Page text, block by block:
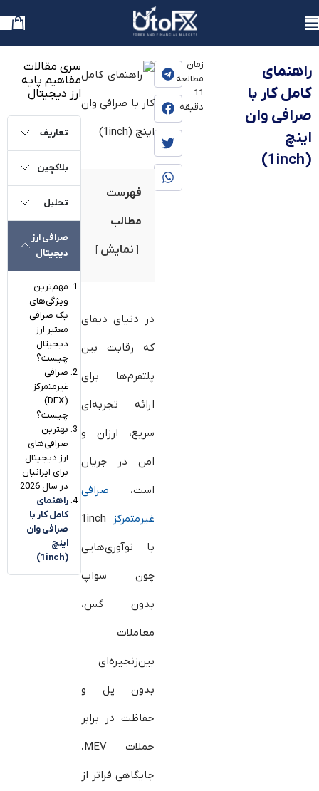
یوتوفارکس
راهنمای
کامل کار با
صرافی وان
اینچ
(1inch)
زمان
مطالعه:
11
دقیقه
فهرست
مطالب
نمایش
در دنیای دیفای
که رقابت بین
پلتفرم‌ها برای
ارائه تجربه‌ای
سریع، ارزان و
امن در جریان
است، صرافی
غیرمتمرکز
1inch
با نوآوری‌هایی
چون سواپ
بدون گس،
معاملات
بین‌زنجیره‌ای
بدون پل و
حفاظت در برابر
حملات MEV،
جایگاهی فراتر از
سری مقالات
مفاهیم پایه
ارز دیجیتال
تعاریف
بلاکچین
تحلیل
صرافی ارز
دیجیتال
مهم‌ترین
ویژگی‌های
یک صرافی
معتبر ارز
دیجیتال
چیست؟
صرافی
غیرمتمرکز
(DEX)
چیست؟
بهترین
صرافی‌های
ارز دیجیتال
برای ایرانیان
در سال 2026
راهنمای
کامل کار با
صرافی وان
اینچ
(1inch)